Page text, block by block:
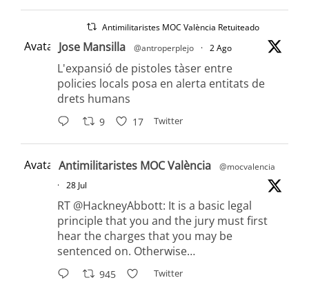
Antimilitaristes MOC València Retuiteado
Avatar Jose Mansilla @antroperplejo · 2 Ago
L'expansió de pistoles tàser entre
policies locals posa en alerta entitats de
drets humans
9 17 Twitter
Avatar Antimilitaristes MOC València
@mocvalencia
· 28 Jul
RT @HackneyAbbott: It is a basic legal
principle that you and the jury must first
hear the charges that you may be
sentenced on. Otherwise…
945 Twitter